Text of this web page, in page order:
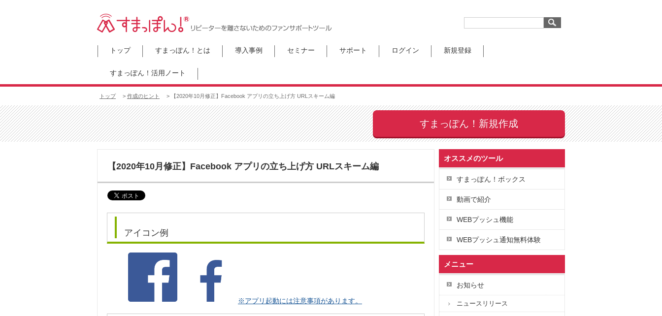
トップ すまっぽん！とは 導入事例 セミナー サポート ログイン 新規登録
すまっぽん！活用ノート
トップ > 作成のヒント > 【2020年10月修正】Facebook アプリの立ち上げ方 URLスキーム編
すまっぽん！新規作成
【2020年10月修正】Facebook アプリの立ち上げ方 URLスキーム編
アイコン例
※アプリ起動には注意事項があります。
オススメのツール
すまっぽん！ボックス
動画で紹介
WEBプッシュ機能
WEBプッシュ通知無料体験
メニュー
お知らせ
ニュースリリース